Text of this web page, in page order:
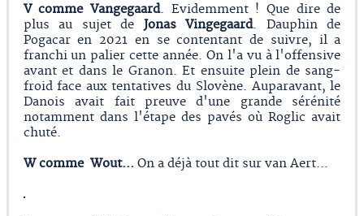
V comme Vangegaard. Evidemment ! Que dire de
plus au sujet de Jonas Vingegaard. Dauphin de
Pogacar en 2021 en se contentant de suivre, il a
franchi un palier cette année. On l'a vu à l'offensive
avant et dans le Granon. Et ensuite plein de sang-
froid face aux tentatives du Slovène. Auparavant, le
Danois avait fait preuve d'une grande sérénité
notamment dans l'étape des pavés où Roglic avait
chuté.
W comme Wout...On a déjà tout dit sur van Aert...